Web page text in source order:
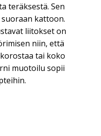
teräksestä. Sen
kattoon.
liitokset on
niin, että
tai koko
muotoilu sopii